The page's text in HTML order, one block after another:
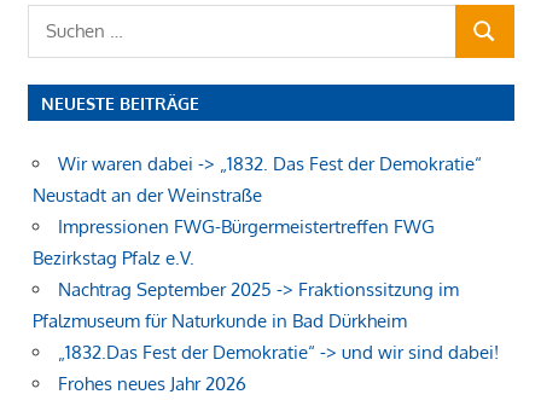
Suchen
SUCHEN
NEUESTE BEITRÄGE
Wir waren dabei -> „1832. Das Fest der Demokratie“
Neustadt an der Weinstraße
Impressionen FWG-Bürgermeistertreffen FWG
Bezirkstag Pfalz e.V.
Nachtrag September 2025 -> Fraktionssitzung im
Pfalzmuseum für Naturkunde in Bad Dürkheim
„1832.Das Fest der Demokratie“ -> und wir sind dabei!
Frohes neues Jahr 2026